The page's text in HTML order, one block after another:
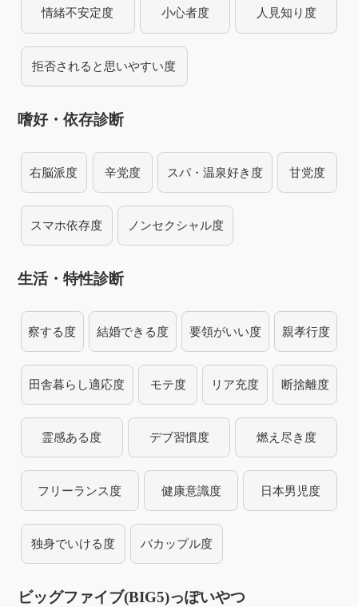
情緒不安定度 小心者度 人見知り度
拒否されると思いやすい度
嗜好・依存診断
右脳派度 辛党度 スパ・温泉好き度 甘党度
スマホ依存度 ノンセクシャル度
生活・特性診断
察する度 結婚できる度 要領がいい度 親孝行度
田舎暮らし適応度 モテ度 リア充度 断捨離度
霊感ある度 デブ習慣度 燃え尽き度
フリーランス度 健康意識度 日本男児度
独身でいける度 バカップル度
ビッグファイブ(BIG5)っぽいやつ